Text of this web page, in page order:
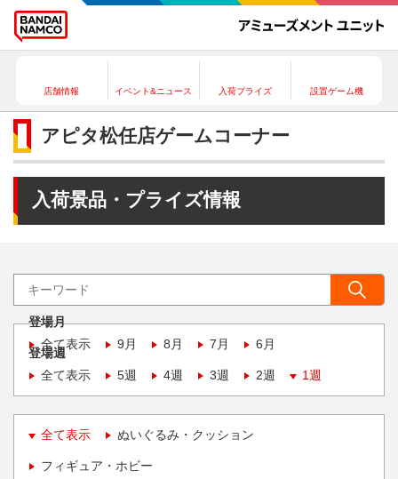
店舗情報 イベント&ニュース 入荷プライズ 設置ゲーム機
アピタ松任店ゲームコーナー
入荷景品・プライズ情報
登場月
全て表示
9月 8月 7月 6月
登場週
全て表示
5週 4週 3週 2週 1週
全て表示 ぬいぐるみ・クッション
フィギュア・ホビー